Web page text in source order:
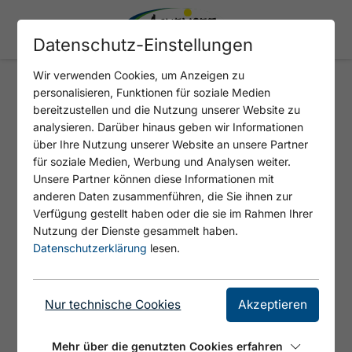
KARWENDEL-BERGBAHN
BERGSTATION
© Achensee Tourismus
Datenschutz-Einstellungen
Wir verwenden Cookies, um Anzeigen zu
personalisieren, Funktionen für soziale Medien
bereitzustellen und die Nutzung unserer Website zu
analysieren. Darüber hinaus geben wir Informationen
über Ihre Nutzung unserer Website an unsere Partner
für soziale Medien, Werbung und Analysen weiter.
Unsere Partner können diese Informationen mit
anderen Daten zusammenführen, die Sie ihnen zur
Verfügung gestellt haben oder die sie im Rahmen Ihrer
Nutzung der Dienste gesammelt haben.
Datenschutzerklärung lesen.
Nur technische Cookies Akzeptieren
Mehr über die genutzten Cookies erfahren